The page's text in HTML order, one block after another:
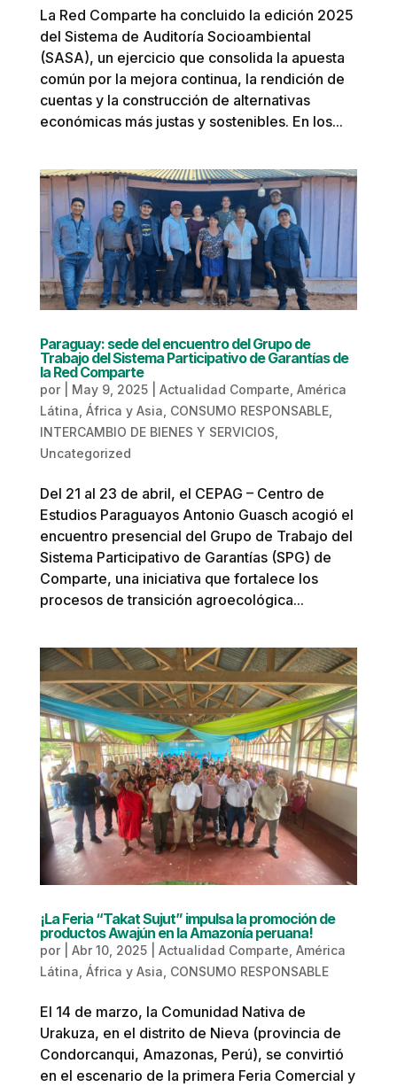
La Red Comparte ha concluido la edición 2025
del Sistema de Auditoría Socioambiental
(SASA), un ejercicio que consolida la apuesta
común por la mejora continua, la rendición de
cuentas y la construcción de alternativas
económicas más justas y sostenibles. En los...
Paraguay: sede del encuentro del Grupo de
Trabajo del Sistema Participativo de Garantías de
la Red Comparte
por May 9, 2025| Actualidad Comparte América
Látina, África y Asia CONSUMO RESPONSABLE,
INTERCAMBIO DE BIENES Y SERVICIOS
Uncategorized
Del 21 al 23 de abril, el CEPAG – Centro de
Estudios Paraguayos Antonio Guasch acogió el
encuentro presencial del Grupo de Trabajo del
Sistema Participativo de Garantías (SPG) de
Comparte, una iniciativa que fortalece los
procesos de transición agroecológica...
¡La Feria “Takat Sujut” impulsa la promoción de
productos Awajún en la Amazonía peruana!
por Abr 10, 2025| Actualidad Comparte América
Látina, África y Asia CONSUMO RESPONSABLE
El 14 de marzo, la Comunidad Nativa de
Urakuza, en el distrito de Nieva (provincia de
Condorcanqui, Amazonas, Perú), se convirtió
en el escenario de la primera Feria Comercial y